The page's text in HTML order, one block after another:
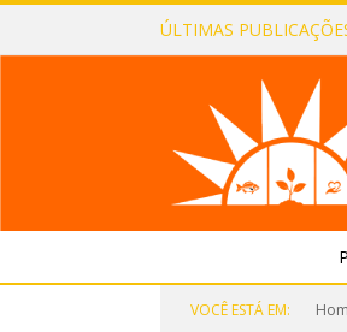
ÚLTIMAS
VOCÊ ESTÁ EM: